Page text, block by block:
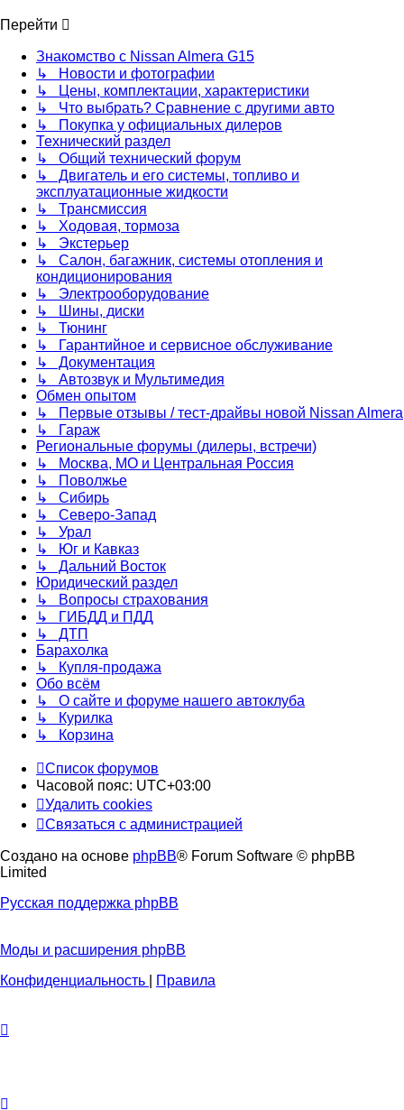
Перейти
Знакомство с Nissan Almera G15
↳ Новости и фотографии
↳ Цены, комплектации, характеристики
↳ Что выбрать? Сравнение с другими авто
↳ Покупка у официальных дилеров
Технический раздел
↳ Общий технический форум
↳ Двигатель и его системы, топливо и
эксплуатационные жидкости
↳ Трансмиссия
↳ Ходовая, тормоза
↳ Экстерьер
↳ Салон, багажник, системы отопления и
кондиционирования
↳ Электрооборудование
↳ Шины, диски
↳ Тюнинг
↳ Гарантийное и сервисное обслуживание
↳ Документация
↳ Автозвук и Мультимедия
Обмен опытом
↳ Первые отзывы / тест-драйвы новой Nissan Almera
↳ Гараж
Региональные форумы (дилеры, встречи)
↳ Москва, МО и Центральная Россия
↳ Поволжье
↳ Сибирь
↳ Северо-Запад
↳ Урал
↳ Юг и Кавказ
↳ Дальний Восток
Юридический раздел
↳ Вопросы страхования
↳ ГИБДД и ПДД
↳ ДТП
Барахолка
↳ Купля-продажа
Обо всём
↳ О сайте и форуме нашего автоклуба
↳ Курилка
↳ Корзина
Список форумов
Часовой пояс: UTC+03:00
Удалить cookies
Связаться с администрацией
Создано на основе phpBB® Forum Software © phpBB
Limited
Русская поддержка phpBB
Моды и расширения phpBB
Конфиденциальность
Правила